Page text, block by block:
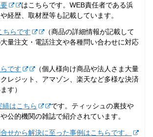
はこちらです。WEB責任者である浜
経歴、取材歴等も記載しています。
ちらです
（商品の詳細情報が記載して
量注文・電話注文や各種問い合わせに対応
です
（個人様向け商品や法人さま大量
レジット、アマゾン、楽天など多様な決済
す）
はこちら
です。ティッシュの裏技や
公的機関の雑誌で紹介されています。
せから解決に至った事例はこちらです。